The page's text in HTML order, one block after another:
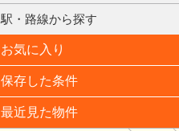
駅・路線から探す
お気に入り
保存した条件
最近見た物件